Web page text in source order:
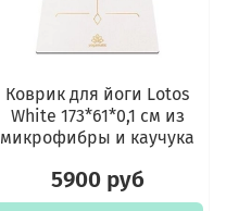
Коврик для йоги Lotos
White 173*61*0,1 см из
микрофибры и каучука
5900 руб